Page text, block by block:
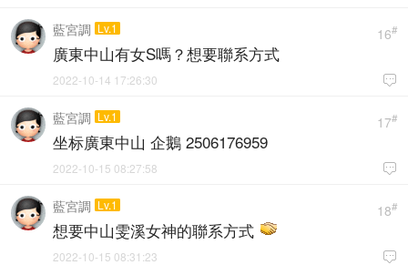
16#
藍宮調 Lv.1
廣東中山有女S嗎？想要聯系方式

2022-10-14 17:26:30
17#
藍宮調 Lv.1
坐标廣東中山 企鵝 2506176959

2022-10-15 08:27:58
18#
藍宮調 Lv.1
想要中山雯溪女神的聯系方式

2022-10-15 08:31:23